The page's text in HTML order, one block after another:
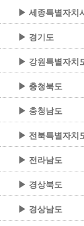
▶ 세종특별자치시
▶ 경기도
▶ 강원특별자치
▶ 충청북도
▶ 충청남도
▶ 전북특별자치
▶ 전라남도
▶ 경상북도
▶ 경상남도